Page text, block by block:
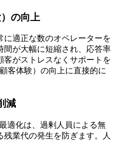
の向上
適正な数のオペレーターを
間が大幅に短縮され、応答率
客がストレスなくサポートを
客体験）の向上に直接的に
減
適化は、過剰人員による無
業代の発生を防ぎます。
人